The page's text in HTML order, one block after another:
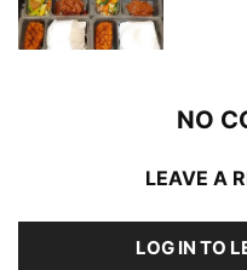
NO
LEAVE A
LOG IN TO